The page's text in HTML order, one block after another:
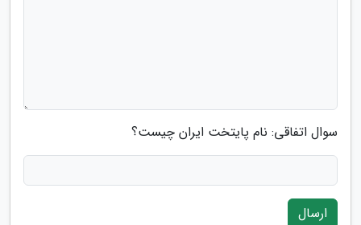
سوال اتفاقی: نام پایتخت ایران چیست؟
ارسال